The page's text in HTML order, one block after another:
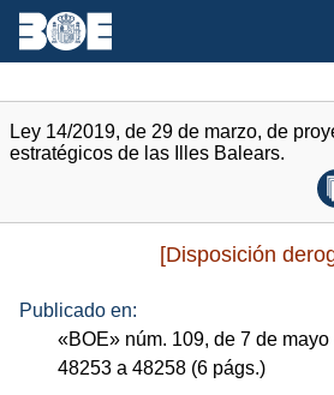
Ley 14/2019, de 29 de marzo, de
estratégicos de las Illes Balears.
[Disposición
Publicado en:
«BOE» núm. 109, de 7 de
48253 a 48258 (6 págs.)